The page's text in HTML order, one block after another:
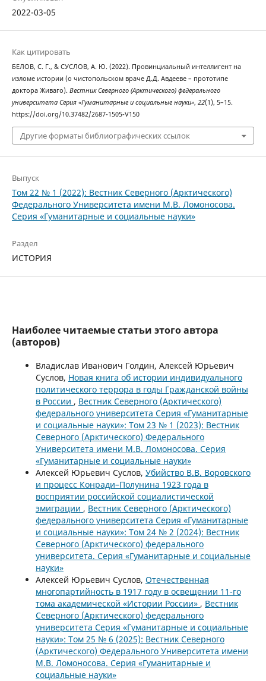
2022-03-05
Как цитировать
БЕЛОВ, С. Г., & СУСЛОВ, А. Ю. (2022). Провинциальный интеллигент на
изломе истории (о чистопольском враче Д.Д. Авдееве – прототипе
доктора Живаго). Вестник Северного (Арктического) федерального
университета Серия «Гуманитарные и социальные науки», 22(1), 5–15.
https://doi.org/10.37482/2687-1505-V150
Другие форматы библиографических ссылок
Выпуск
Том 22 № 1 (2022): Вестник Северного (Арктического)
Федерального Университета имени М.В. Ломоносова.
Серия «Гуманитарные и социальные науки»
Раздел
ИСТОРИЯ
Наиболее читаемые статьи этого автора
(авторов)
Владислав Иванович Голдин, Алексей Юрьевич
Суслов, Новая книга об истории индивидуального
политического террора в годы Гражданской войны
в России , Вестник Северного (Арктического)
федерального университета Серия «Гуманитарные
и социальные науки»: Том 23 № 1 (2023): Вестник
Северного (Арктического) Федерального
Университета имени М.В. Ломоносова. Серия
«Гуманитарные и социальные науки»
Алексей Юрьевич Суслов, Убийство В.В. Воровского
и процесс Конради–Полунина 1923 года в
восприятии российской социалистической
эмиграции , Вестник Северного (Арктического)
федерального университета Серия «Гуманитарные
и социальные науки»: Том 24 № 2 (2024): Вестник
Северного (Арктического) федерального
университета. Серия «Гуманитарные и социальные
науки»
Алексей Юрьевич Суслов, Отечественная
многопартийность в 1917 году в освещении 11-го
тома академической «Истории России» , Вестник
Северного (Арктического) федерального
университета Серия «Гуманитарные и социальные
науки»: Том 25 № 6 (2025): Вестник Северного
(Арктического) Федерального Университета имени
М.В. Ломоносова. Серия «Гуманитарные и
социальные науки»